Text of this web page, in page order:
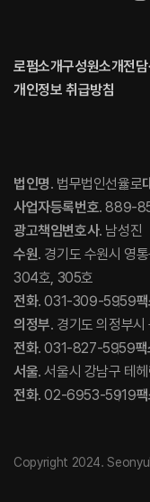
로펌소개구성원소개전담
개인정보 취급방침
법인명. 법무법인선율로
사업자등록번호. 889-
광고책임변호사. 남성진
수원. 경기도 수원시 영
304호, 305호
전화. 031-309-5959
의정부. 경기도 의정부
전화. 031-827-5959
서울. 서울시 강남구 테
전화. 02-6953-5919
Copyright 2024.